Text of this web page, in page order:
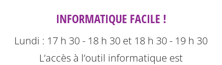
INFORMATIQUE FACILE !
Lundi : 17 h 30 - 18 h 30 et 18 h 30 - 19 h 30
L’accès à l’outil informatique est